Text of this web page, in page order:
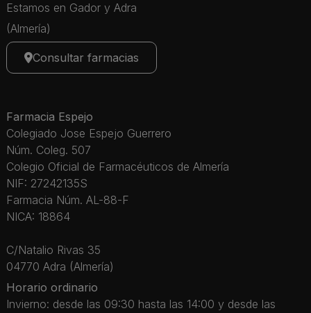
Estamos en Gador y Adra
(Almería)
Consultar farmacias
Farmacia Espejo
Colegiado Jose Espejo Guerrero
Núm. Coleg. 507
Colegio Oficial de Farmacéuticos de Almería
NIF: 27242135S
Farmacia Núm. AL-88-F
NICA: 18864
C/Natalio Rivas 35
04770 Adra (Almería)
Horario ordinario
Invierno: desde las 09:30 hasta las 14:00 y desde las